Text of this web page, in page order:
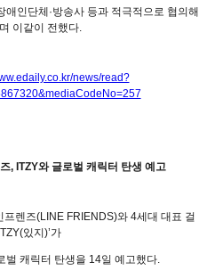
인단체·방송사 등과 적극적으로 협의해
이같이 전했다.
news/read?
, ITZY와 글로벌 캐릭터 탄생 예고
렌즈(LINE FRIENDS)와 4세대 대표 걸
있지)’가
벌 캐릭터 탄생을 14일 예고했다.